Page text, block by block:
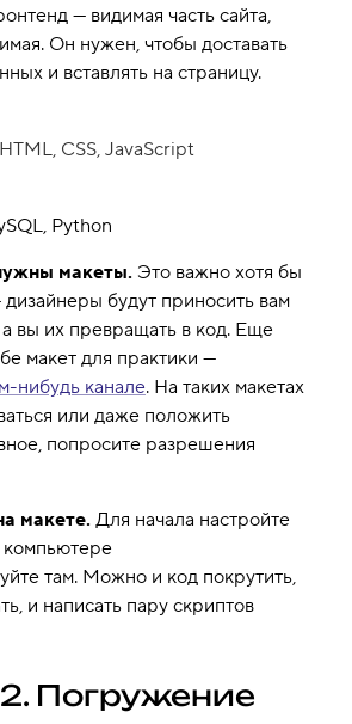
— видимая часть сайта,
Он нужен, чтобы доставать
и вставлять на страницу.
CSS, JavaScript
Python
макеты. Это важно хотя бы
будут приносить вам
а вы их превращать в код. Еще
макет для практики —
нибудь канале. На таких макетах
или даже положить
попросите разрешения
макете. Для начала настройте
там. Можно и код покрутить,
и написать пару скриптов
Погружение